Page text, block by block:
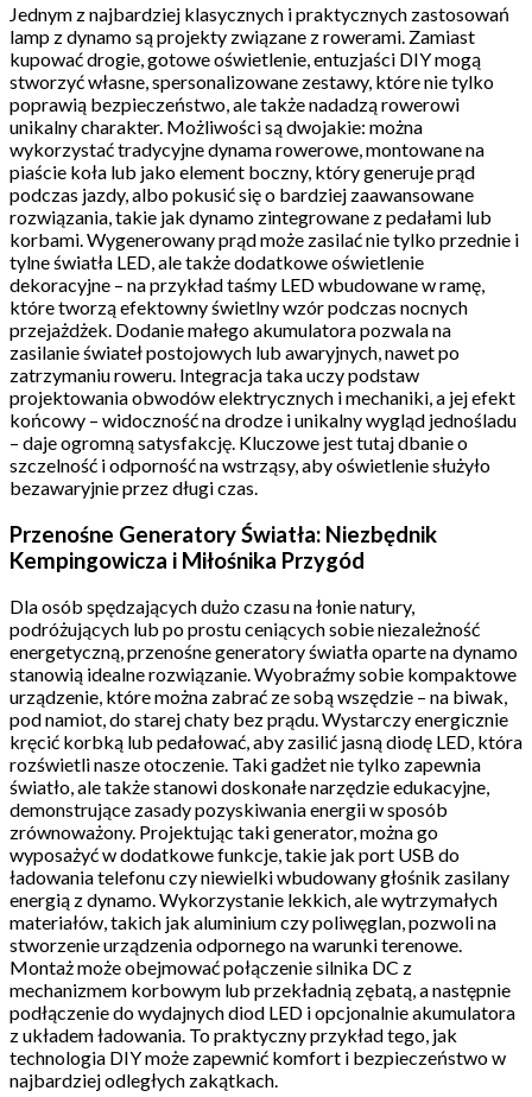
Jednym z najbardziej klasycznych i praktycznych zastosowań
lamp z dynamo są projekty związane z rowerami. Zamiast
kupować drogie, gotowe oświetlenie, entuzjaści DIY mogą
stworzyć własne, spersonalizowane zestawy, które nie tylko
poprawią bezpieczeństwo, ale także nadadzą rowerowi
unikalny charakter. Możliwości są dwojakie: można
wykorzystać tradycyjne dynama rowerowe, montowane na
piaście koła lub jako element boczny, który generuje prąd
podczas jazdy, albo pokusić się o bardziej zaawansowane
rozwiązania, takie jak dynamo zintegrowane z pedałami lub
korbami. Wygenerowany prąd może zasilać nie tylko przednie i
tylne światła LED, ale także dodatkowe oświetlenie
dekoracyjne – na przykład taśmy LED wbudowane w ramę,
które tworzą efektowny świetlny wzór podczas nocnych
przejażdżek. Dodanie małego akumulatora pozwala na
zasilanie świateł postojowych lub awaryjnych, nawet po
zatrzymaniu roweru. Integracja taka uczy podstaw
projektowania obwodów elektrycznych i mechaniki, a jej efekt
końcowy – widoczność na drodze i unikalny wygląd jednośladu
– daje ogromną satysfakcję. Kluczowe jest tutaj dbanie o
szczelność i odporność na wstrząsy, aby oświetlenie służyło
bezawaryjnie przez długi czas.
Przenośne Generatory Światła: Niezbędnik
Kempingowicza i Miłośnika Przygód
Dla osób spędzających dużo czasu na łonie natury,
podróżujących lub po prostu ceniących sobie niezależność
energetyczną, przenośne generatory światła oparte na dynamo
stanowią idealne rozwiązanie. Wyobraźmy sobie kompaktowe
urządzenie, które można zabrać ze sobą wszędzie – na biwak,
pod namiot, do starej chaty bez prądu. Wystarczy energicznie
kręcić korbką lub pedałować, aby zasilić jasną diodę LED, która
rozświetli nasze otoczenie. Taki gadżet nie tylko zapewnia
światło, ale także stanowi doskonałe narzędzie edukacyjne,
demonstrujące zasady pozyskiwania energii w sposób
zrównoważony. Projektując taki generator, można go
wyposażyć w dodatkowe funkcje, takie jak port USB do
ładowania telefonu czy niewielki wbudowany głośnik zasilany
energią z dynamo. Wykorzystanie lekkich, ale wytrzymałych
materiałów, takich jak aluminium czy poliwęglan, pozwoli na
stworzenie urządzenia odpornego na warunki terenowe.
Montaż może obejmować połączenie silnika DC z
mechanizmem korbowym lub przekładnią zębatą, a następnie
podłączenie do wydajnych diod LED i opcjonalnie akumulatora
z układem ładowania. To praktyczny przykład tego, jak
technologia DIY może zapewnić komfort i bezpieczeństwo w
najbardziej odległych zakątkach.